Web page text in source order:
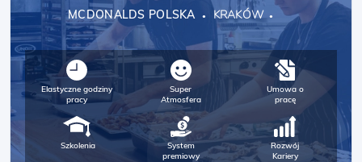
MCDONALDS POLSKA KRAKÓW
Elastyczne godziny
pracy
Super
Atmosfera
Umowa o
pracę
Szkolenia
System
premiowy
Rozwój
Kariery